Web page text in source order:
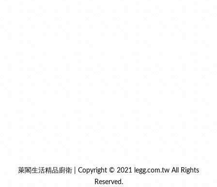
萊閣生活精品廚衛 | Copyright © 2021 legg.com.tw All Rights
Reserved.